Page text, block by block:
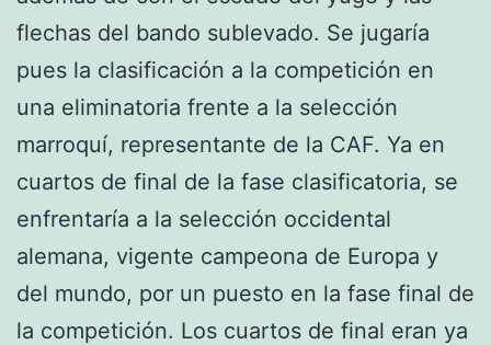
flechas del bando sublevado. Se jugaría
pues la clasificación a la competición en
una eliminatoria frente a la selección
marroquí, representante de la CAF. Ya en
cuartos de final de la fase clasificatoria, se
enfrentaría a la selección occidental
alemana, vigente campeona de Europa y
del mundo, por un puesto en la fase final de
la competición. Los cuartos de final eran ya